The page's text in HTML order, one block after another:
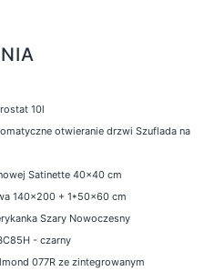
10l
otwieranie drzwi Szuflada na
Satinette 40x40 cm
140x200 + 1*50x60 cm
Szary Nowoczesny
- czarny
077R ze zintegrowanym